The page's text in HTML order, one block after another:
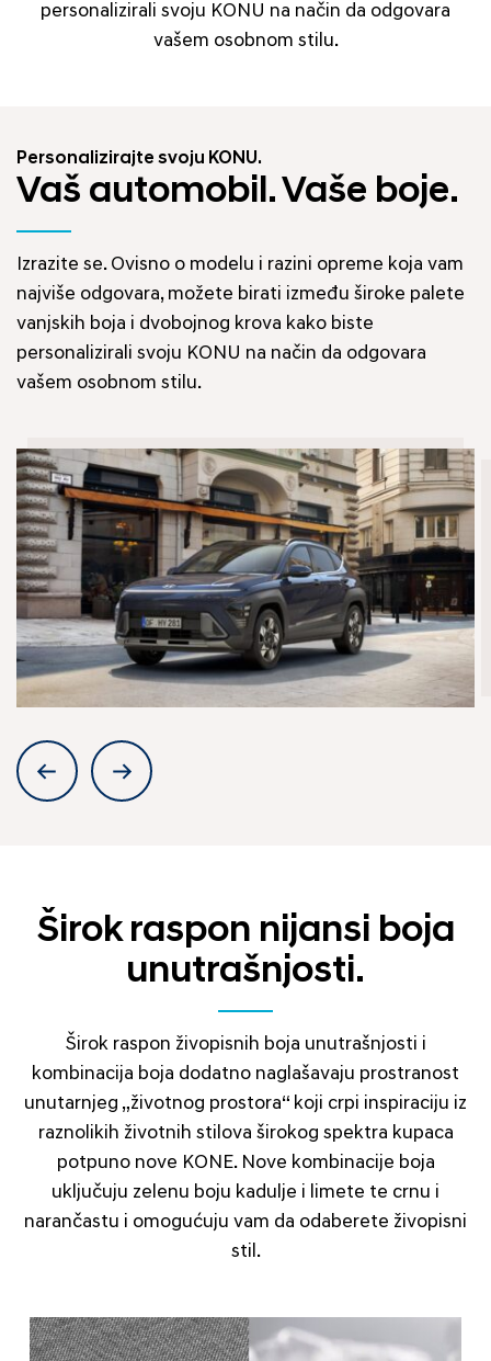
personalizirali svoju KONU na način da odgovara
vašem osobnom stilu.
Personalizirajte svoju KONU.
Vaš automobil. Vaše boje.
Izrazite se. Ovisno o modelu i razini opreme koja vam
najviše odgovara, možete birati između široke palete
vanjskih boja i dvobojnog krova kako biste
personalizirali svoju KONU na način da odgovara
vašem osobnom stilu.
Širok raspon nijansi boja
unutrašnjosti.
Širok raspon živopisnih boja unutrašnjosti i
kombinacija boja dodatno naglašavaju prostranost
unutarnjeg „životnog prostora“ koji crpi inspiraciju iz
raznolikih životnih stilova širokog spektra kupaca
potpuno nove KONE. Nove kombinacije boja
uključuju zelenu boju kadulje i limete te crnu i
narančastu i omogućuju vam da odaberete živopisni
stil.